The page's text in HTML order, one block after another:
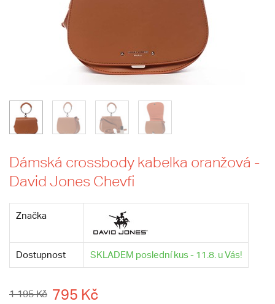
Dámská crossbody kabelka oranžová -
David Jones Chevfi
Značka
Dostupnost SKLADEM poslední kus - 11.8. u Vás!
1 195 Kč 795 Kč